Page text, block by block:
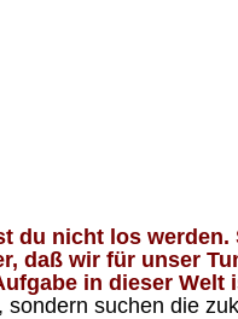
du nicht los
daß wir für unser
in dieser Welt
suchen die